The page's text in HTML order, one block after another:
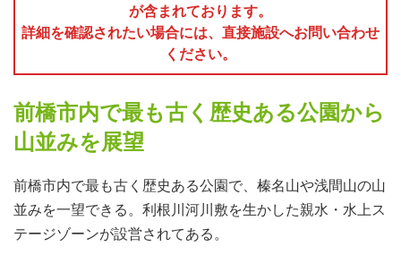
が含まれております。
詳細を確認されたい場合には、直接施設へお問い合わせ
ください。
前橋市内で最も古く歴史ある公園から
山並みを展望
前橋市内で最も古く歴史ある公園で、榛名山や浅間山の山
並みを一望できる。利根川河川敷を生かした親水・水上ス
テージゾーンが設営されてある。